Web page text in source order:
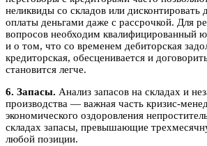
неликвиды со складов или дисконтировать
оплаты деньгами даже с рассрочкой. Для
вопросов необходим квалифицированный
и о том, что со временем дебиторская
кредиторская, обесценивается и
становится легче.
6. Запасы. Анализ запасов на складах и
производства — важная часть кризис-
экономического оздоровления
складах запасы, превышающие
любой позиции.